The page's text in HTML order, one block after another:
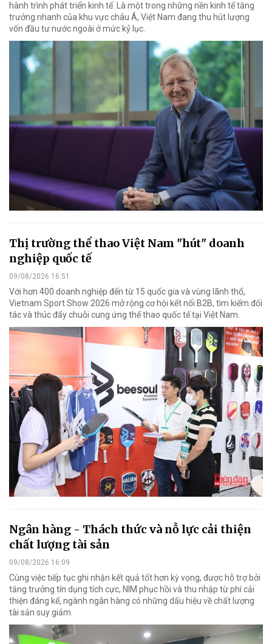
hành trình phát triển kinh tế. Là một trong những nền kinh tế tăng
trưởng nhanh của khu vực châu Á, Việt Nam đang thu hút lượng
vốn đầu tư nước ngoài ở mức kỷ lục.
Thị trường thể thao Việt Nam "hút" doanh
nghiệp quốc tế
09/08/2026 16:51
Với hơn 400 doanh nghiệp đến từ 15 quốc gia và vùng lãnh thổ,
Vietnam Sport Show 2026 mở rộng cơ hội kết nối B2B, tìm kiếm đối
tác và thúc đẩy chuỗi cung ứng thể thao quốc tế tại Việt Nam.
Ngân hàng - Thách thức và nỗ lực cải thiện
chất lượng tài sản
09/08/2026 16:09
Cùng việc tiếp tục ghi nhận kết quả tốt hơn kỳ vọng, được hỗ trợ bởi
tăng trưởng tín dụng tích cực, NIM phục hồi và thu nhập từ phí cải
thiện đáng kể, ngành ngân hàng có những dấu hiệu về chất lượng
tài sản suy giảm.